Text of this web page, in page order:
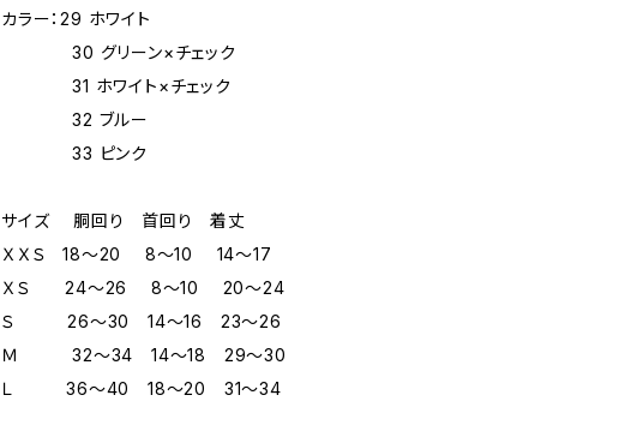
カラー：29 ホワイト
30 グリーン×チェック
31 ホワイト×チェック
32 ブルー
33 ピンク
サイズ 胴回り 首回り 着丈
ＸＸＳ 18～20 8～10 14～17
ＸＳ 24～26 8～10 20～24
Ｓ 26～30 14～16 23～26
Ｍ 32～34 14～18 29～30
Ｌ 36～40 18～20 31～34